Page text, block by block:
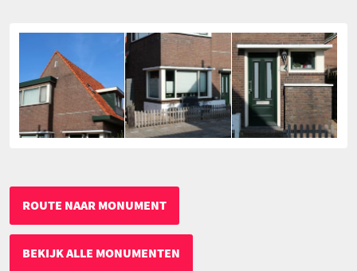
ROUTE NAAR MONUMENT
BEKIJK ALLE MONUMENTEN